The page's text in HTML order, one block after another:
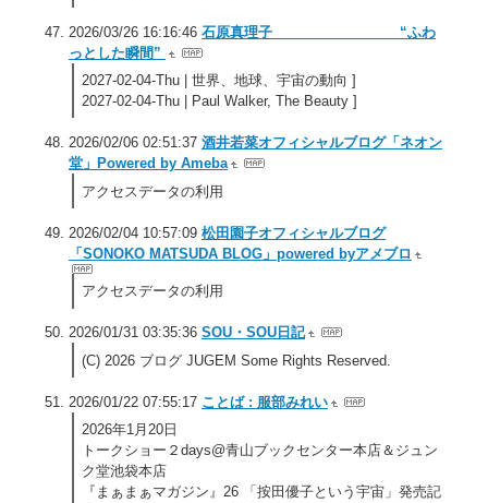
2026/03/26 16:16:46 石原真理子 “ふわ
っとした瞬間”
2027-02-04-Thu | 世界、地球、宇宙の動向 ]
2027-02-04-Thu | Paul Walker, The Beauty ]
2026/02/06 02:51:37 酒井若菜オフィシャルブログ「ネオン
堂」Powered by Ameba
アクセスデータの利用
2026/02/04 10:57:09 松田園子オフィシャルブログ
「SONOKO MATSUDA BLOG」powered byアメブロ
アクセスデータの利用
2026/01/31 03:35:36 SOU・SOU日記
(C) 2026 ブログ JUGEM Some Rights Reserved.
2026/01/22 07:55:17 ことば : 服部みれい
2026年1月20日
トークショー２days@青山ブックセンター本店＆ジュン
ク堂池袋本店
『まぁまぁマガジン』26 「按田優子という宇宙」発売記